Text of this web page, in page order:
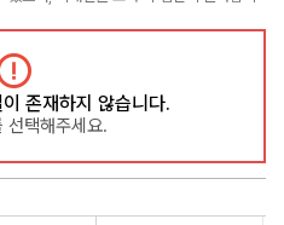
존재하지 않습니다.
선택해주세요.